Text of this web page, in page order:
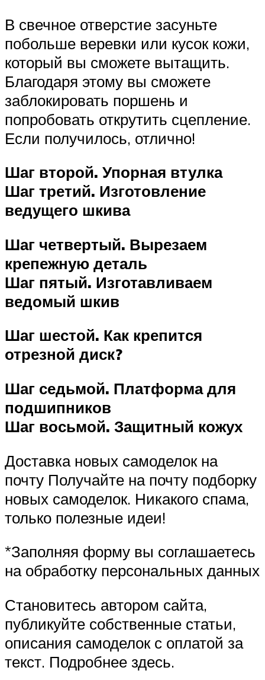
В свечное отверстие засуньте
побольше веревки или кусок кожи,
который вы сможете вытащить.
Благодаря этому вы сможете
заблокировать поршень и
попробовать открутить сцепление.
Если получилось, отлично!
Шаг второй. Упорная втулка
Шаг третий. Изготовление
ведущего шкива
Шаг четвертый. Вырезаем
крепежную деталь
Шаг пятый. Изготавливаем
ведомый шкив
Шаг шестой. Как крепится
отрезной диск?
Шаг седьмой. Платформа для
подшипников
Шаг восьмой. Защитный кожух
Доставка новых самоделок на
почту Получайте на почту подборку
новых самоделок. Никакого спама,
только полезные идеи!
*Заполняя форму вы соглашаетесь
на обработку персональных данных
Становитесь автором сайта,
публикуйте собственные статьи,
описания самоделок с оплатой за
текст. Подробнее здесь.